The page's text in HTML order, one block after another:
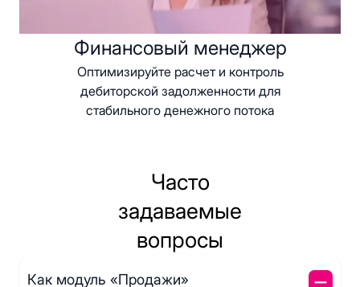
Финансовый менеджер
Оптимизируйте расчет и контроль
дебиторской задолженности для
стабильного денежного потока
Часто
задаваемые
вопросы
Как модуль «Продажи»